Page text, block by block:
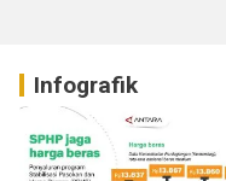
Infografik